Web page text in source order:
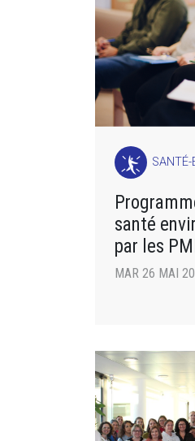
SANTÉ-
santé
par les
MAR 26 MAI